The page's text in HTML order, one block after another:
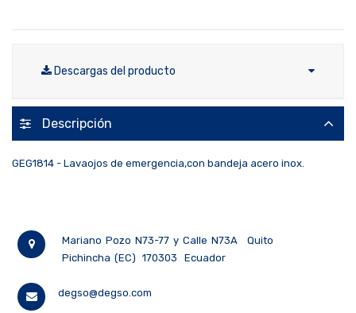
Descargas del producto
Descripción
GEG1814 - Lavaojos de emergencia,con bandeja acero inox.
Mariano Pozo N73-77 y Calle N73A
Quito
Pichincha (EC)
170303 Ecuador
degso@degso.com